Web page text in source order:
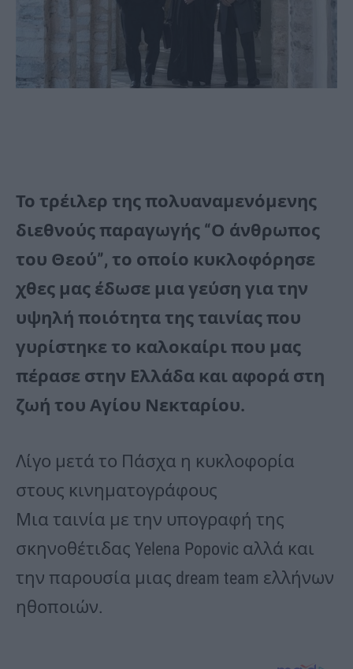
Το τρέιλερ της πολυαναμενόμενης
διεθνούς παραγωγής “Ο άνθρωπος
του Θεού”, το οποίο κυκλοφόρησε
χθες μας έδωσε μια γεύση για την
υψηλή ποιότητα της ταινίας που
γυρίστηκε το καλοκαίρι που μας
πέρασε στην Ελλάδα και αφορά στη
ζωή του Αγίου Νεκταρίου.
Λίγο μετά το Πάσχα η κυκλοφορία
στους κινηματογράφους
Μια ταινία με την υπογραφή της
σκηνοθέτιδας Yelena Popovic αλλά και
την παρουσία μιας dream team ελλήνων
ηθοποιών.